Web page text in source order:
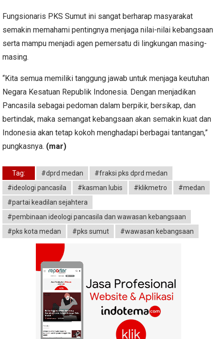
Fungsionaris PKS Sumut ini sangat berharap masyarakat
semakin memahami pentingnya menjaga nilai-nilai kebangsaan
serta mampu menjadi agen pemersatu di lingkungan masing-
masing.
“Kita semua memiliki tanggung jawab untuk menjaga keutuhan
Negara Kesatuan Republik Indonesia. Dengan menjadikan
Pancasila sebagai pedoman dalam berpikir, bersikap, dan
bertindak, maka semangat kebangsaan akan semakin kuat dan
Indonesia akan tetap kokoh menghadapi berbagai tantangan,”
pungkasnya. (mar)
Tag: #dprd medan
#fraksi pks dprd medan
#ideologi pancasila
#kasman lubis #klikmetro
#medan
#partai keadilan sejahtera
#pembinaan ideologi pancasila dan wawasan kebangsaan
#pks kota medan
#pks sumut #wawasan kebangsaan